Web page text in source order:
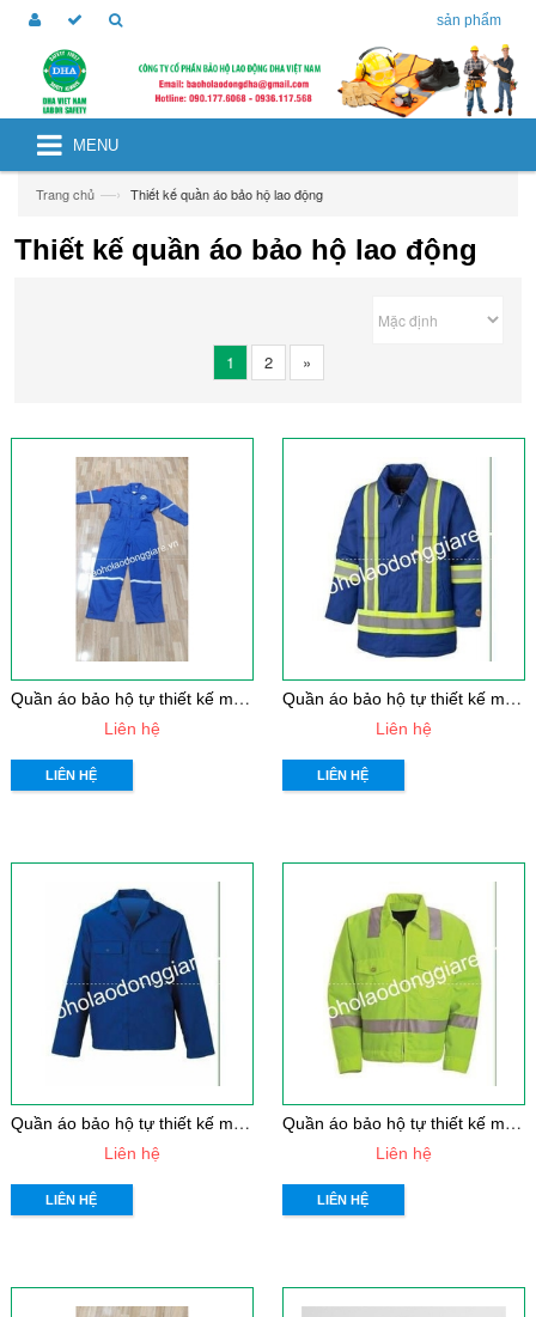
sản phẩm
MENU
Trang chủ —› Thiết kế quần áo bảo hộ lao động
Thiết kế quần áo bảo hộ lao động
1 2 »
Q
uần áo bảo hộ tự thiết kế mẫu 33
Liên hệ
LIÊN HỆ
Q
uần áo bảo hộ tự thiết kế mẫu 32
Liên hệ
LIÊN HỆ
Q
uần áo bảo hộ tự thiết kế mẫu 31
Liên hệ
LIÊN HỆ
Q
uần áo bảo hộ tự thiết kế mẫu 30
Liên hệ
LIÊN HỆ